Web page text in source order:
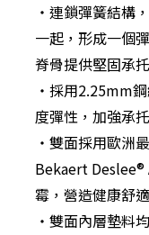
‧連鎖彈簧結構
一起，形成一個
脊骨提供堅固承托
‧採用2.25mm
度彈性，加強承
‧雙面採用歐洲
Bekaert Deslee®
霉，營造健康舒
‧雙面內層墊料